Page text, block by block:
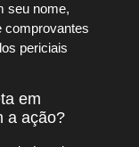
seu nome,
comprovantes
periciais
em
a ação?